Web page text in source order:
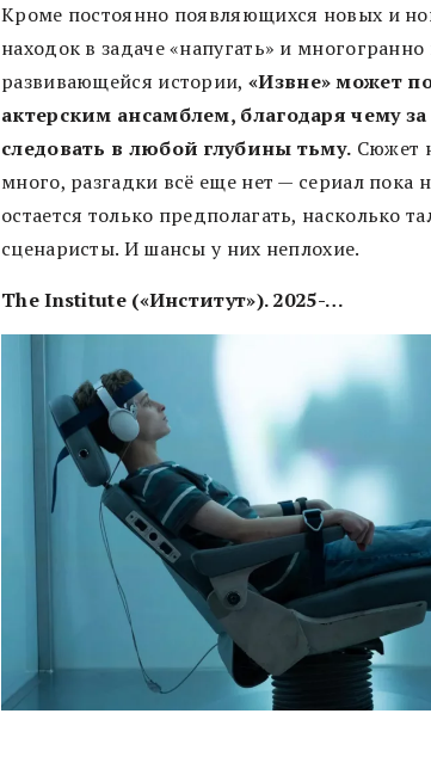
Кроме постоянно появляющихся новых и
находок в задаче «напугать» и
развивающейся истории, «Извне» может
актерским ансамблем, благодаря чему
следовать в любой глубины тьму. Сюжет
много, разгадки всё еще нет — сериал пока
остается только предполагать, насколько
сценаристы. И шансы у них неплохие.
The Institute («Институт»). 2025-…